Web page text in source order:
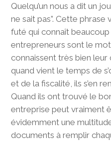
Quelqu’un nous a dit un
ne sait pas”. Cette phrase
futé qui connaît
entrepreneurs sont le
connaissent très bien leur
quand vient le temps de
et de la fiscalité, ils s’en
Quand ils ont trouvé le
entreprise peut vraiment
évidemment une
documents à remplir